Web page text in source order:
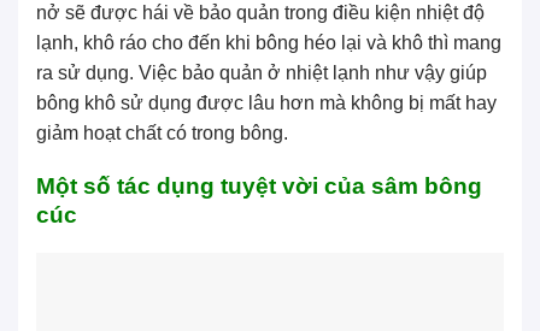
nở sẽ được hái về bảo quản trong điều kiện nhiệt độ
lạnh, khô ráo cho đến khi bông héo lại và khô thì mang
ra sử dụng. Việc bảo quản ở nhiệt lạnh như vậy giúp
bông khô sử dụng được lâu hơn mà không bị mất hay
giảm hoạt chất có trong bông.
Một số tác dụng tuyệt vời của sâm bông
cúc